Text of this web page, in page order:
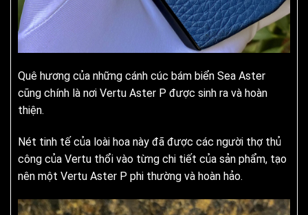
Quê hương của những cánh cúc bám biển Sea Aster
cũng chính là nơi Vertu Aster P được sinh ra và hoàn
thiện.
Nét tinh tế của loài hoa này đã được các người thợ thủ
công của Vertu thổi vào từng chi tiết của sản phẩm, tạo
nên một Vertu Aster P phi thường và hoàn hảo.